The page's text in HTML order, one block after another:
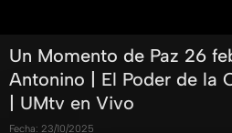
Un Momento de Paz 26
Antonino | El Poder de la
| UMtv en Vivo
Fecha: 23/10/2025